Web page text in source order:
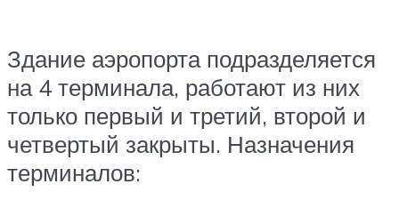
Здание аэропорта подразделяется
на 4 терминала, работают из них
только первый и третий, второй и
четвертый закрыты. Назначения
терминалов: